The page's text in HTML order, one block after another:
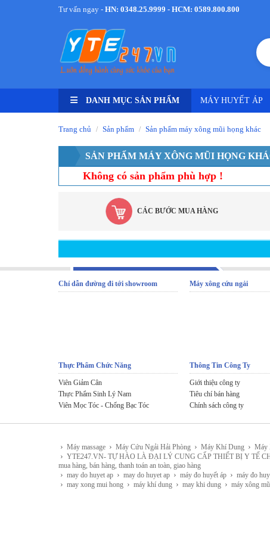
Tư vấn ngay - HN: 0348.25.9999 - HCM: 0589.800.800
DANH MỤC SẢN PHẨM MÁY HUYẾT ÁP
Trang chủ / Sản phẩm / Sản phẩm máy xông mũi họng khác
SẢN PHẨM MÁY XÔNG MŨI HỌNG
Không có sản phẩm phù hợp !
CÁC BƯỚC MUA HÀNG
Chỉ dẫn đường đi tới showroom Máy xông cứu ngải
Thực Phẩm Chức Năng
Viên Giảm Cân
Thực Phẩm Sinh Lý Nam
Viên Mọc Tóc - Chống Bạc Tóc
Thông Tin Công Ty
Giới thiệu công ty
Tiêu chí bán hàng
Chính sách công ty
› Máy massage › Máy Cứu Ngải Hải Phòng › Máy Khí Dung › Máy
› YTE247.VN- TỰ HÀO LÀ ĐẠI LÝ CUNG CẤP THIẾT BỊ Y TẾ
mua hàng, bán hàng, thanh toán an toàn, giao hàng
› may do huyet ap › may do huyet ap › máy đo huyết áp › máy đo
› may xong mui hong › máy khí dung › may khi dung › máy xông